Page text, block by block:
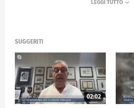
SUGGERITI
02:02